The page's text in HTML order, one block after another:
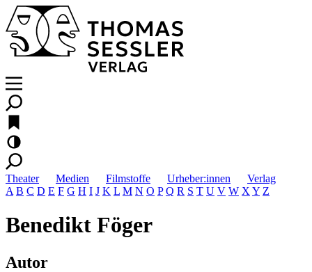
Theater Medien Filmstoffe Urheber:innen
Verlag
A B C D E F G H I J K L M N O P Q R S T U V W X Y Z
Benedikt Föger
Autor